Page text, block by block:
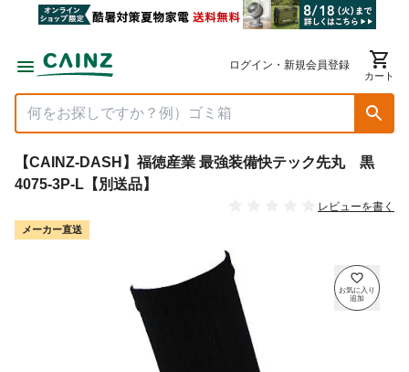
ログイン・新規会員登録
カート
【CAINZ-DASH】福徳産業 最強装備快テック先丸 黒
4075-3P-L【別送品】
レビューを書く
メーカー直送